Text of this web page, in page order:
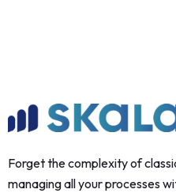
Forget the complexity of
managing all your processes